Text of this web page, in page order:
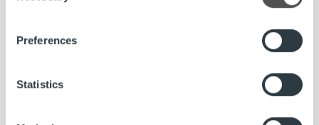
Find out more about how your personal data is processed
and set your preferences in the
We use cookies to personalise content and ads, to
provide social media features and to analyse our traffic.
Preferences
Statistics